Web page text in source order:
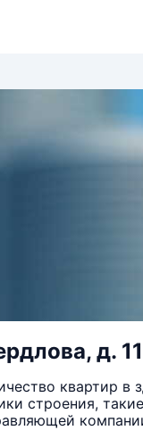
д.
квартир в
строения,